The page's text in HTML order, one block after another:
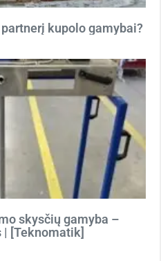
kupolo gamybai?
skysčių gamyba –
[Teknomatik]